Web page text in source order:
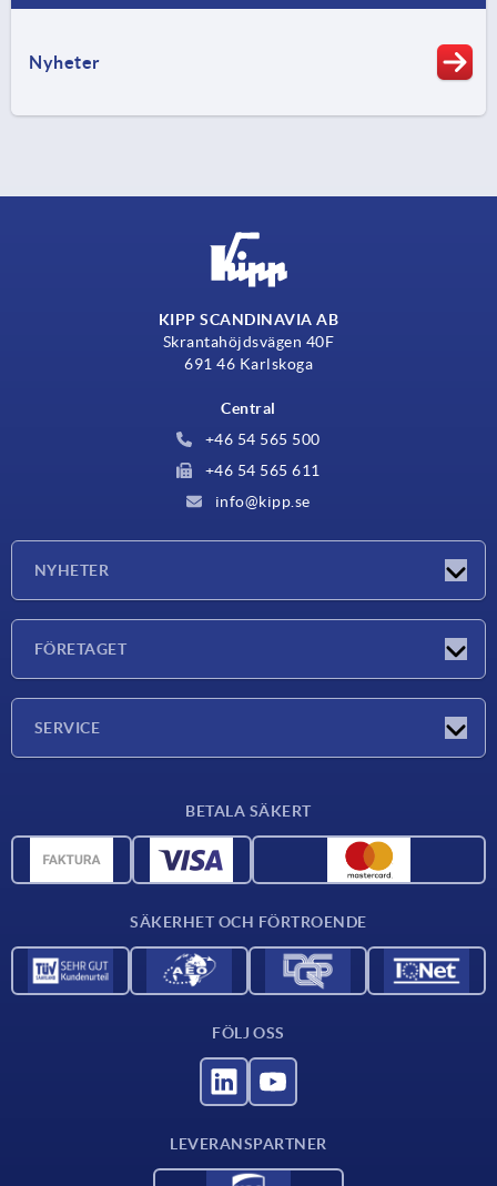
Nyheter
KIPP SCANDINAVIA AB
Skrantahöjdsvägen 40F
691 46 Karlskoga
Central
+46 54 565 500
+46 54 565 611
info@kipp.se
NYHETER
FÖRETAGET
SERVICE
CAD-data
BETALA SÄKERT
SÄKERHET OCH FÖRTROENDE
FÖLJ OSS
LEVERANSPARTNER